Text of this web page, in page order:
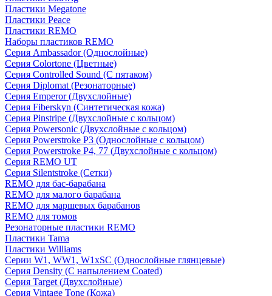
Пластики Megatone
Пластики Peace
Пластики REMO
Наборы пластиков REMO
Серия Ambassador (Однослойные)
Серия Colortone (Цветные)
Серия Controlled Sound (С пятаком)
Серия Diplomat (Резонаторные)
Серия Emperor (Двухслойные)
Серия Fiberskyn (Синтетическая кожа)
Серия Pinstripe (Двухслойные с кольцом)
Серия Powersonic (Двухслойные с кольцом)
Серия Powerstroke P3 (Однослойные с кольцом)
Серия Powerstroke P4, 77 (Двухслойные с кольцом)
Серия REMO UT
Серия Silentstroke (Сетки)
REMO для бас-барабана
REMO для малого барабана
REMO для маршевых барабанов
REMO для томов
Резонаторные пластики REMO
Пластики Tama
Пластики Williams
Серии W1, WW1, W1xSC (Однослойные глянцевые)
Серия Density (C напылением Coated)
Серия Target (Двухслойные)
Серия Vintage Tone (Кожа)